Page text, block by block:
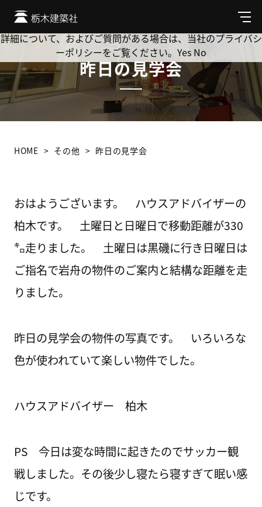
メ
ニ
ュ
昨日の見学会
HOME その他 昨日の見学会
おはようございます。 ハウスアドバイザーの
柏木です。 土曜日と日曜日で移動距離が330
㌔走りました。 土曜日は黒磯に行き日曜日は
ご指名で岩舟の物件のご案内と結構な距離を走
りました。
昨日の見学会の物件の写真です。 いろいろな
色が使われていて楽しい物件でした。
ハウスアドバイザー 柏木
PS 今日は変な時間に起きたのでサッカー観
戦しました。その後少し寝たら寝すぎて眠い感
じです。
Cookie を使用して、お客様の活動を追跡してもよろしいです
か? 当社ではお客様のプライバシーを極めて重視しています。
詳細について、およびご質問がある場合は、当社のプライバシ
ーポリシーをご覧ください。 Yes No